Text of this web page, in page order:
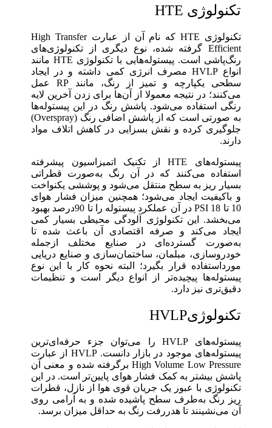
تکنولوژی HTE
تکنولوژی HTE که نام آن از عبارت High Transfer
Efficient گرفته شده، نوع دیگری از تکنولوژی‌های
رنگ‌پاشی است. پیستوله‌هایی با تکنولوژی HTE مانند
انواع HVLP مصرف انرژی کمی داشته و در ایجاد
سطحی یکپارچه و تمیز از رنگ، مانند RP عمل
می‌کنند؛ در نتیجه معمولا از آن‌ها برای زدن آخرین لایه
رنگی استفاده می‌شود. پاشش رنگ در این پیستوله‌ها
به ‌صورتی است که از پاشش اضافی رنگ (Overspray)
جلوگیری کرده و نقش بسزایی در کاهش اتلاف مواد
دارند.
پیستوله‌های HTE از تکنیک اتمیزاسیون پیشرفته
استفاده می‌کنند که در آن رنگ به‌صورت قطراتی
بسیار ریز به سطح منتقل می‌شود و پوششی یکنواخت
و باکیفیت ایجاد می‌شود؛ همچنین میزان فشار هوای
10 تا 18 PSI در آن عملکرد پیستوله را تا 90درصد بهبود
می‌بخشد. این تکنولوژی آلودگی محیطی بسیار کمی
ایجاد می‌کند و صرفه اقتصادی آن باعث شده تا
به‌صورت گسترده‌ای در صنایع مختلف ازجمله
خودروسازی، مبلمان، ساختمان‌سازی و صنایع دریایی
مورداستفاده قرار بگیرد؛ البته نحوه کار با این نوع
پیستوله‌ها پیچیده‌تر از انواع دیگر است و تنظیمات
دقیق‌تری نیز دارد.
تکنولوژیHVLP
پیستوله‌های HVLP را می‌توان جزء حرفه‌ای‌ترین
پیستوله‌های موجود در بازار دانست. HVLP از عبارت
High Volume Low Pressure برگرفته شده و معنی آن
پاشش بیشتر به‌ کمک فشار هوای پایین‌تر است. در این
تکنولوژی با عبور یک جریان قوی هوا از نازل، قطرات
ریز رنگ به‌طرف سطح پاشیده شده و به‌ آرامی روی
آن می‌نشینند تا هدررفت رنگ به حداقل میزان برسد.